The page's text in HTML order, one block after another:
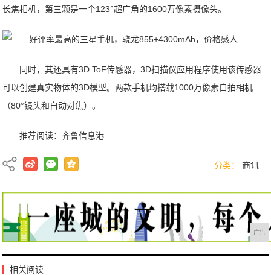
长焦相机，第三颗是一个123°超广角的1600万像素摄像头。
同时，其还具有3D ToF传感器，3D扫描仪应用程序使用该传感器
可以创建真实物体的3D模型。两款手机均搭载1000万像素自拍相机
（80°镜头和自动对焦）。
推荐阅读：齐鲁信息港
分类： 商讯
广告
相关阅读